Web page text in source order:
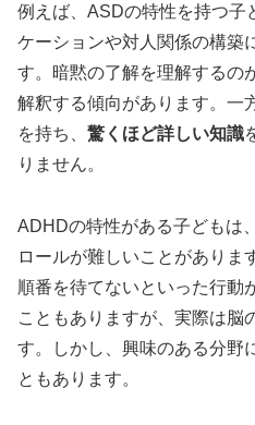
例えば、ASDの特性を持つ子
ケーションや対人関係の構築
す。暗黙の了解を理解するの
解釈する傾向があります。一
を持ち、 驚くほど詳しい知識
りません。
ADHDの特性がある子どもは
ロールが難しいことがありま
順番を待てないといった行動
こともありますが、実際は脳
す。しかし、興味のある分野
ともあります。